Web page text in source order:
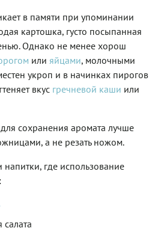
в памяти при упоминании
картошка, густо посыпанная
Однако не менее хорош
или яйцами, молочными
укроп и в начинках пирогов
вкус гречневой каши или
сохранения аромата лучше
а не резать ножом.
где использование
салата